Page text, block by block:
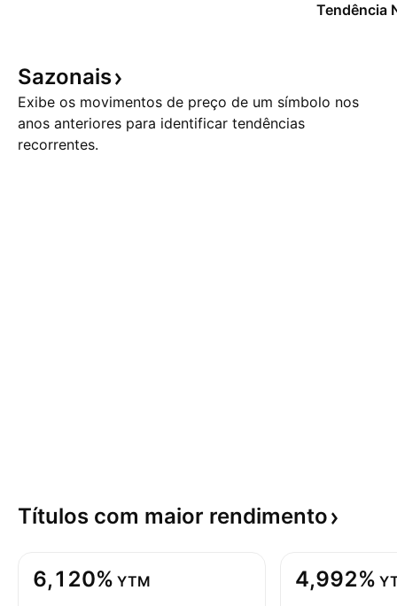
Tendência
Sazonais
Exibe os movimentos de preço de um símbolo nos
anos anteriores para identificar tendências
recorrentes.
Títulos com maior rendimento
6,120% YTM 4,992%